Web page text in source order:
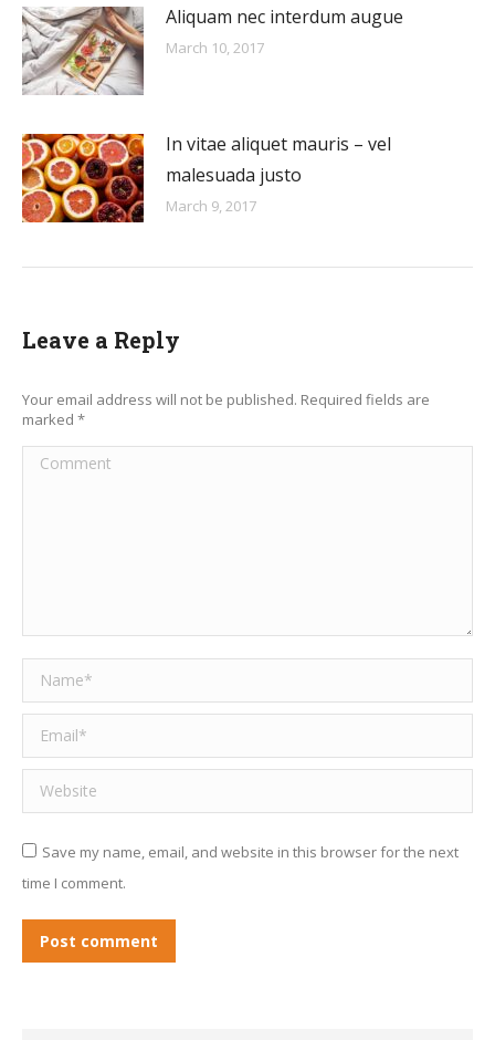
Aliquam nec interdum augue
March 10, 2017
In vitae aliquet mauris – vel
malesuada justo
March 9, 2017
Leave a Reply
Your email address will not be published. Required fields are
marked *
Comment
Name *
Email *
Website
Save my name, email, and website in this browser for the next
time I comment.
Post comment